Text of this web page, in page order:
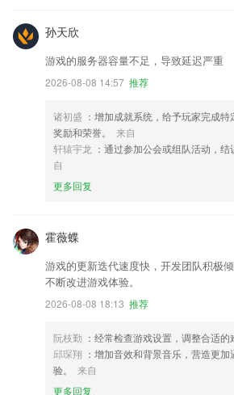
孙天欣
游戏的服务器容量不足，导致延迟严重
2026-08-08 14:57 推荐
诸初盛 ：增加成就系统，给予玩家完成
奖励和荣誉。
来自
轩辕宇龙 ：通过参加公会或组队活动，结
自
更多回复
霍薇蝶
游戏的更新迭代速度快，开发团队积极
不断改进游戏体验。
2026-08-08 18:13 推荐
阮枝勤 ：经常检查游戏设置，调整合适
邱琛翔 ：增加音效和背景音乐，营造更
验。
来自
更多回复